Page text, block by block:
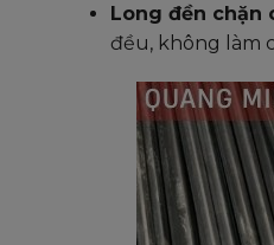
Long đền chặn
đều, không làm